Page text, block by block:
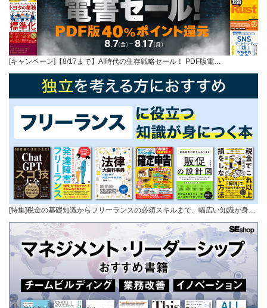
[キャンペーン]【8/17まで】AI時代の生存戦略セール！ PDF版電…
[特集]税金の基礎知識からフリーランスの必須スキルまで、幅広い知識が身…